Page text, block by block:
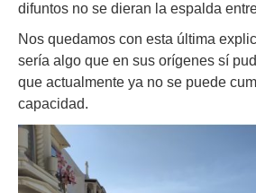
difuntos no se dieran la espalda
Nos quedamos con esta última
sería algo que en sus orígenes sí
que actualmente ya no se puede
capacidad.